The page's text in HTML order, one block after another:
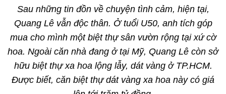
Sau những tin đồn về chuyện tình cảm, hiện tại,
Quang Lê vẫn độc thân. Ở tuổi U50, anh tích góp
mua cho mình một biệt thự sân vườn rộng tại xứ cờ
hoa. Ngoài căn nhà đang ở tại Mỹ, Quang Lê còn sở
hữu biệt thự xa hoa lộng lẫy, dát vàng ở TP.HCM.
Được biết, căn biệt thự dát vàng xa hoa này có giá